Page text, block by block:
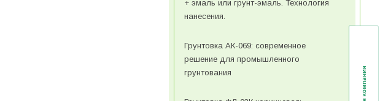
+ эмаль или грунт-эмаль. Технология
нанесения.
Грунтовка АК-069: современное
решение для промышленного
грунтования